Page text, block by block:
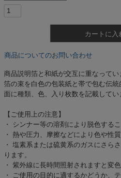
カートに入
商品についてのお問い合わせ
商品説明箔と和紙が交互に重なってい
箔の束を白色の包装紙と帯で包む伝
面に種類、色、入り枚数を記載してい
【ご使用上の注意】
・ シンナー等の溶剤により脱色する
・ 熱や圧力、摩擦などにより色や性
・ 塩素系または硫黄系のガスにさら
ります。
・ 紫外線に長時間照射されますと変
・ ご使用の目的に適するかどうか、